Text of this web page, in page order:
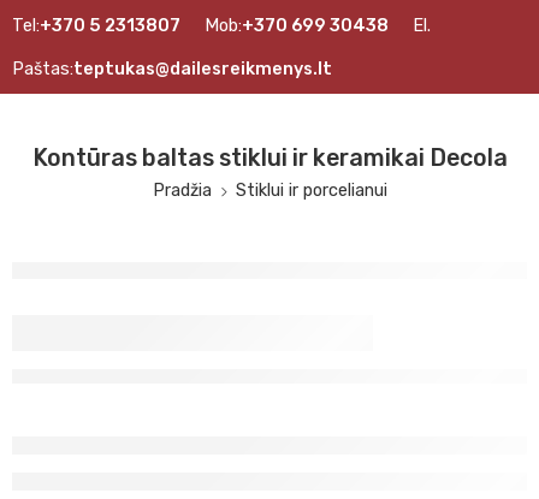
Tel:+370 5 2313807 Mob:+370 699 30438 El.
Paštas:teptukas@dailesreikmenys.lt
Kontūras baltas stiklui ir keramikai Decola
Pradžia Stiklui ir porcelianui